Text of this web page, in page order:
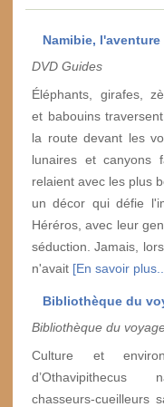
Namibie,
DVD Guides
Éléphants, girafes,
et babouins
la route devant les
lunaires et canyons
relaient avec les plus
un décor qui défie
Héréros, avec leur
séduction. Jamais,
n'avait [En savoir
Bibliothèque du
Bibliothèque du
Culture et
d’Othavipithecus
chasseurs-cueilleurs